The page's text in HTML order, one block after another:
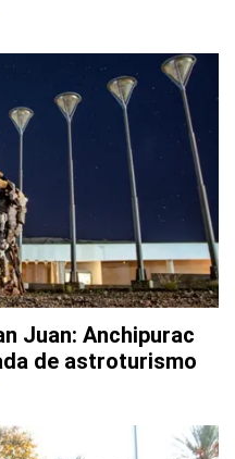
Juan: Anchipurac
de astroturismo